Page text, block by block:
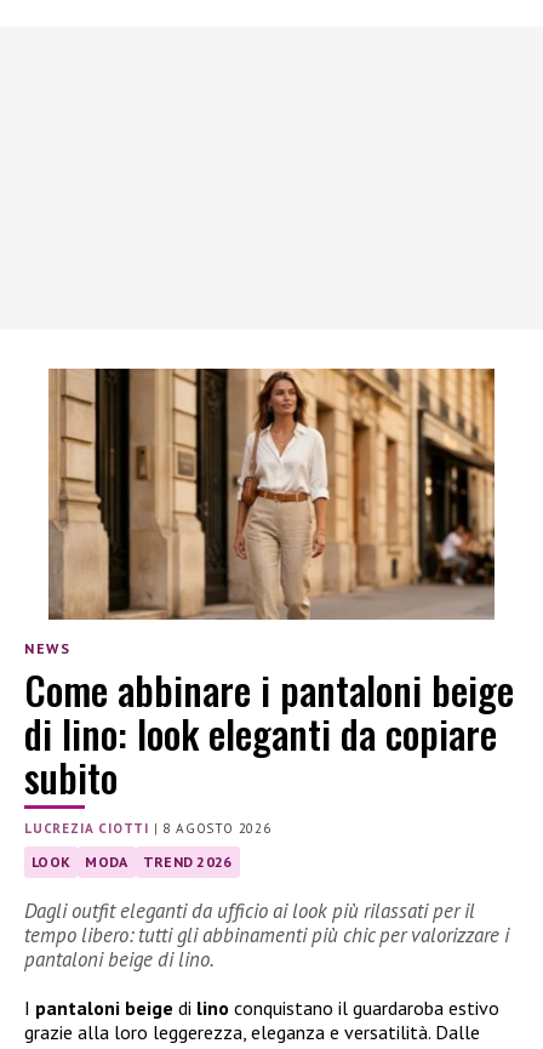
NEWS
Come abbinare i pantaloni beige
di lino: look eleganti da copiare
subito
LUCREZIA CIOTTI | 8 AGOSTO 2026
LOOK MODA TREND 2026
Dagli outfit eleganti da ufficio ai look più rilassati per il
tempo libero: tutti gli abbinamenti più chic per valorizzare i
pantaloni beige di lino.
I pantaloni beige di lino conquistano il guardaroba estivo
grazie alla loro leggerezza, eleganza e versatilità. Dalle